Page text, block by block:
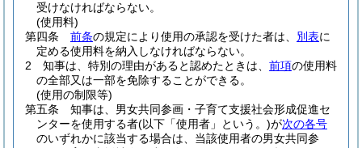
受けなければならない。
(使用料)
第四条
前条の規定により使用の承認を受けた者は、 別表に
定める使用料を納入しなければならない。
2
知事は、特別の理由があると認めたときは、 前項の使用料
の全部又は一部を免除することができる。
(使用の制限等)
第五条
知事は、男女共同参画・子育て支援社会形成促進セ
ンターを使用する者(以下「使用者」という。)が次の各号
のいずれかに該当する場合は、当該使用者の男女共同参